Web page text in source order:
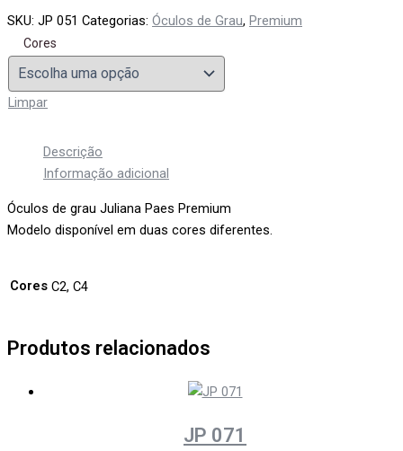
SKU: JP 051 Categorias: Óculos de Grau, Premium
Cores
Limpar
Descrição
Informação adicional
Óculos de grau Juliana Paes Premium
Modelo disponível em duas cores diferentes.
Cores C2, C4
Produtos relacionados
JP 071